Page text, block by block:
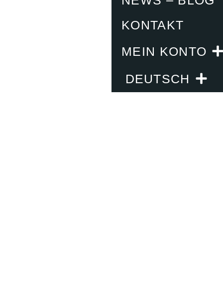
KONTAKT
MEIN KONTO
DEUTSCH